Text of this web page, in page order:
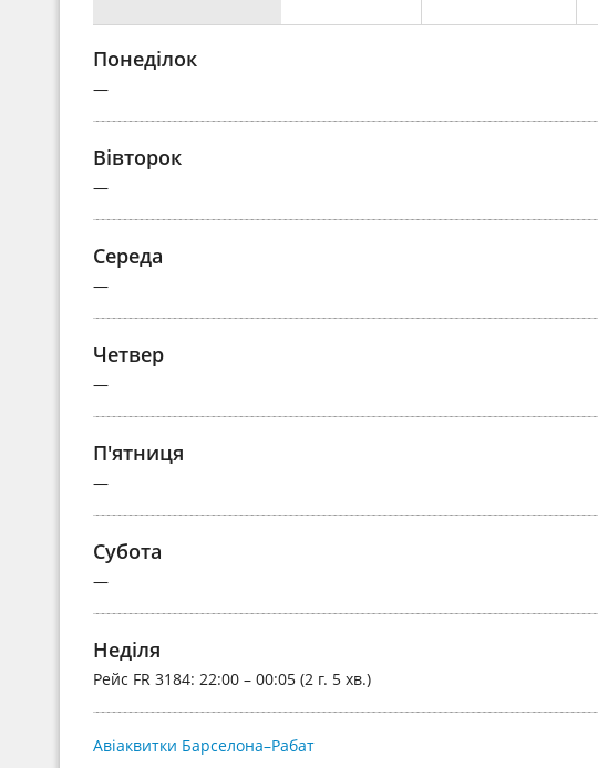
Понеділок
—
Вівторок
—
Середа
—
Четвер
—
П'ятниця
—
Субота
—
Неділя
Рейс FR 3184: 22:00 – 00:05 (2 г. 5 хв.)
Авіаквитки Барселона–Рабат